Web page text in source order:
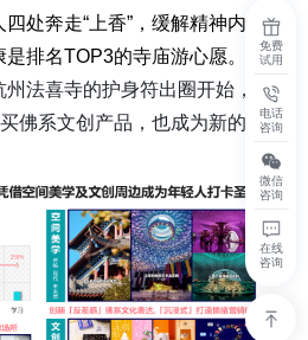
四处奔走“上香”，缓解精神内耗，
排名TOP3的寺庙游心愿。
寺庙
法喜寺的护身符出圈开始，
佛系文创产品，也成为新的旅游
免费
试用
电话
咨询
微信
咨询
在线
咨询